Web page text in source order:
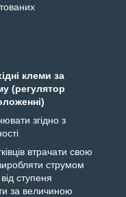
клеми за
(регулятор
згідно з
втрачати свою
струмом
ступеня
за величиною